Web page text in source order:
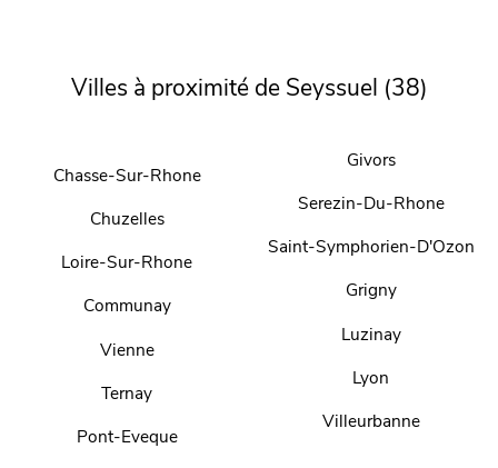
Villes à proximité de Seyssuel (38)
Chasse-Sur-Rhone
Chuzelles
Loire-Sur-Rhone
Communay
Vienne
Ternay
Pont-Eveque
Givors
Serezin-Du-Rhone
Saint-Symphorien-D'Ozon
Grigny
Luzinay
Lyon
Villeurbanne